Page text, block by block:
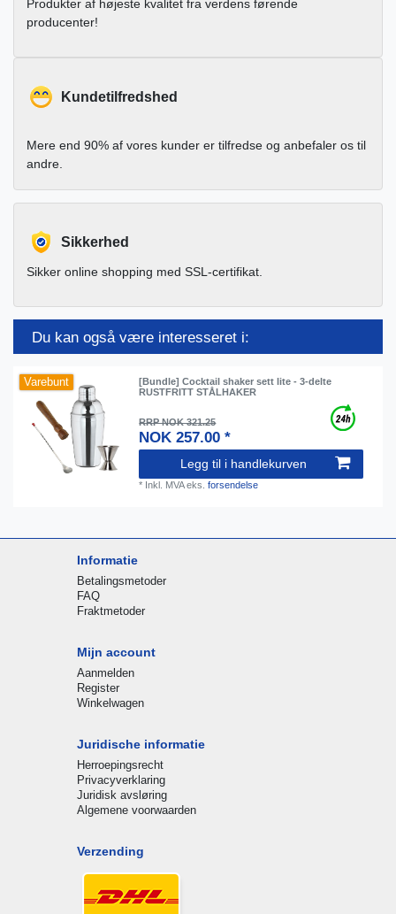
Produkter af højeste kvalitet fra verdens førende
producenter!
Kundetilfredshed
Mere end 90% af vores kunder er tilfredse og anbefaler os til
andre.
Sikkerhed
Sikker online shopping med SSL-certifikat.
Du kan også være interesseret i:
Varebunt
[Bundle] Cocktail shaker sett lite - 3-delte
RUSTFRITT STÅLHAKER
RRP NOK 321.25
NOK 257.00 *
Legg til i handlekurven
* Inkl. MVAeks.forsendelse
Informatie
Betalingsmetoder
FAQ
Fraktmetoder
Mijn account
Aanmelden
Register
Winkelwagen
Juridische informatie
Herroepingsrecht
Privacyverklaring
Juridisk avsløring
Algemene voorwaarden
Verzending